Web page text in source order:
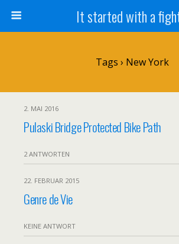
It started with a
Tags › New York
2. MAI 2016
Pulaski Bridge Protected Bike Path
2 ANTWORTEN
22. FEBRUAR 2015
Genre de Vie
KEINE ANTWORT